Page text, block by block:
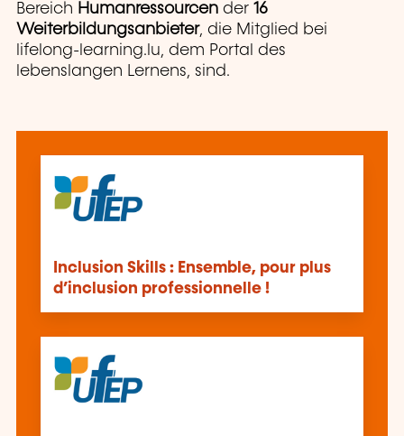
Bereich Humanressourcen der 16
Weiterbildungsanbieter, die Mitglied bei
lifelong-learning.lu, dem Portal des
lebenslangen Lernens, sind.
Inclusion Skills : Ensemble, pour plus
d’inclusion professionnelle !